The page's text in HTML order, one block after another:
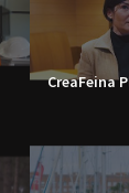
CreaFeina